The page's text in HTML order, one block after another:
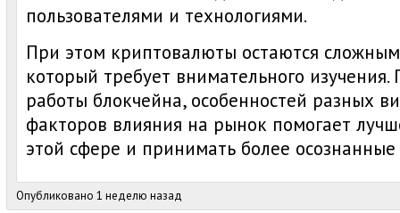
пользователями и технологиями.
При этом криптовалюты остаются
который требует внимательного
работы блокчейна, особенностей разных
факторов влияния на рынок помогает
этой сфере и принимать более
Опубликовано 1 неделю назад